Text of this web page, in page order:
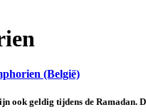
(België)
ook geldig tijdens de